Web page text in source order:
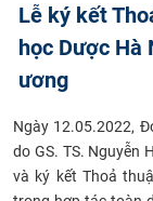
CƠ CẤU TỔ
TUYỂN SINH
ĐÀO TẠO
ĐẢM BẢO
Lễ ký kết
học Dược Hà
ương
Ngày 12.05.2022,
do GS. TS. Nguyễn
và ký kết Thoả